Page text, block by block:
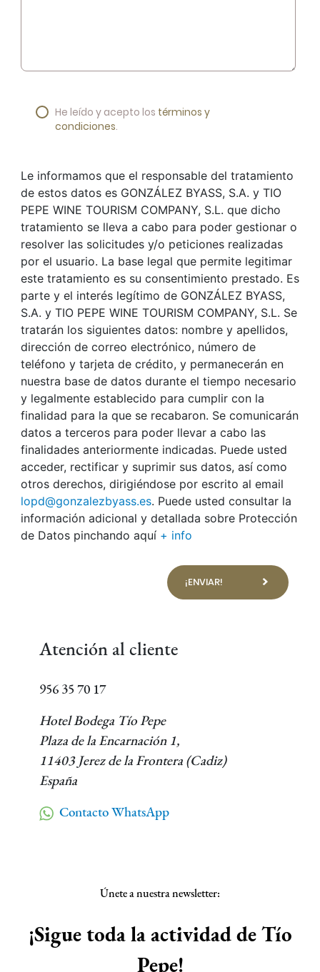
He leído y acepto los términos y
condiciones.
Le informamos que el responsable del tratamiento
de estos datos es GONZÁLEZ BYASS, S.A. y TIO
PEPE WINE TOURISM COMPANY, S.L. que dicho
tratamiento se lleva a cabo para poder gestionar o
resolver las solicitudes y/o peticiones realizadas
por el usuario. La base legal que permite legitimar
este tratamiento es su consentimiento prestado. Es
parte y el interés legítimo de GONZÁLEZ BYASS,
S.A. y TIO PEPE WINE TOURISM COMPANY, S.L. Se
tratarán los siguientes datos: nombre y apellidos,
dirección de correo electrónico, número de
teléfono y tarjeta de crédito, y permanecerán en
nuestra base de datos durante el tiempo necesario
y legalmente establecido para cumplir con la
finalidad para la que se recabaron. Se comunicarán
datos a terceros para poder llevar a cabo las
finalidades anteriormente indicadas. Puede usted
acceder, rectificar y suprimir sus datos, así como
otros derechos, dirigiéndose por escrito al email
lopd@gonzalezbyass.es. Puede usted consultar la
información adicional y detallada sobre Protección
de Datos pinchando aquí + info
¡ENVIAR!
Atención al cliente
956 35 70 17
Hotel Bodega Tío Pepe
Plaza de la Encarnación 1,
11403 Jerez de la Frontera (Cadiz)
España
Contacto WhatsApp
Únete a nuestra newsletter:
¡Sigue toda la actividad de Tío
Pepe!